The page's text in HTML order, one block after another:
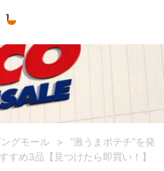
グモール >
“激うまポテチ”を発
すめ3品【見つけたら即買い！】